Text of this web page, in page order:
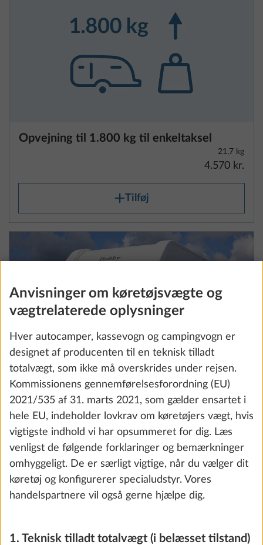
Opvejning til 1.800 kg til enkeltaksel
21,7 kg
4.570 kr.
Tilføj
Cykelholder på træktøjsafdækning
THULE, til 2 cykler, nyttelast 60 kg
10,0 kg
3.593 kr.
Tilføj
Hynder
Anvisninger om køretøjsvægte og
vægtrelaterede oplysninger
Hver autocamper, kassevogn og campingvogn er
designet af producenten til en teknisk tilladt
totalvægt, som ikke må overskrides under rejsen.
Kommissionens gennemførelsesforordning (EU)
2021/535 af 31. marts 2021, som gælder ensartet i
hele EU, indeholder lovkrav om køretøjers vægt, hvis
vigtigste indhold vi har opsummeret for dig. Læs
venligst de følgende forklaringer og bemærkninger
omhyggeligt. De er særligt vigtige, når du vælger dit
køretøj og konfigurerer specialudstyr. Vores
handelspartnere vil også gerne hjælpe dig.
1. Teknisk tilladt totalvægt (i belæsset tilstand)